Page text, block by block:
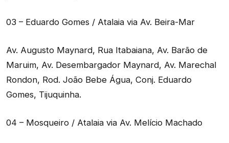
03 – Eduardo Gomes / Atalaia via Av. Beira-Mar
Av. Augusto Maynard, Rua Itabaiana, Av. Barão de
Maruim, Av. Desembargador Maynard, Av. Marechal
Rondon, Rod. João Bebe Água, Conj. Eduardo
Gomes, Tijuquinha.
04 – Mosqueiro / Atalaia via Av. Melício Machado